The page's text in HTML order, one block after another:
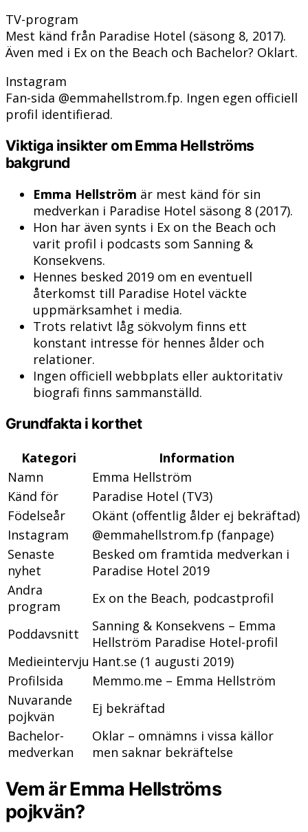
TV-program
Mest känd från Paradise Hotel (säsong 8, 2017).
Även med i Ex on the Beach och Bachelor? Oklart.
Instagram
Fan-sida @emmahellstrom.fp. Ingen egen officiell
profil identifierad.
Viktiga insikter om Emma Hellströms
bakgrund
Emma Hellström är mest känd för sin
medverkan i Paradise Hotel säsong 8 (2017).
Hon har även synts i Ex on the Beach och
varit profil i podcasts som Sanning &
Konsekvens.
Hennes besked 2019 om en eventuell
återkomst till Paradise Hotel väckte
uppmärksamhet i media.
Trots relativt låg sökvolym finns ett
konstant intresse för hennes ålder och
relationer.
Ingen officiell webbplats eller auktoritativ
biografi finns sammanställd.
Grundfakta i korthet
Kategori
Information
Namn
Emma Hellström
Känd för
Paradise Hotel (TV3)
Födelseår
Okänt (offentlig ålder ej bekräftad)
Instagram
@emmahellstrom.fp (fanpage)
Senaste
nyhet
Besked om framtida medverkan i
Paradise Hotel 2019
Andra
program
Ex on the Beach, podcastprofil
Poddavsnitt
Sanning & Konsekvens – Emma
Hellström Paradise Hotel-profil
Medieintervju Hant.se (1 augusti 2019)
Profilsida
Memmo.me – Emma Hellström
Nuvarande
pojkvän
Ej bekräftad
Bachelor-
medverkan
Oklar – omnämns i vissa källor
men saknar bekräftelse
Vem är Emma Hellströms
pojkvän?